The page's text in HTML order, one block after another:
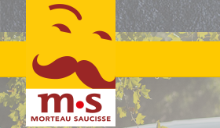
Skip
content